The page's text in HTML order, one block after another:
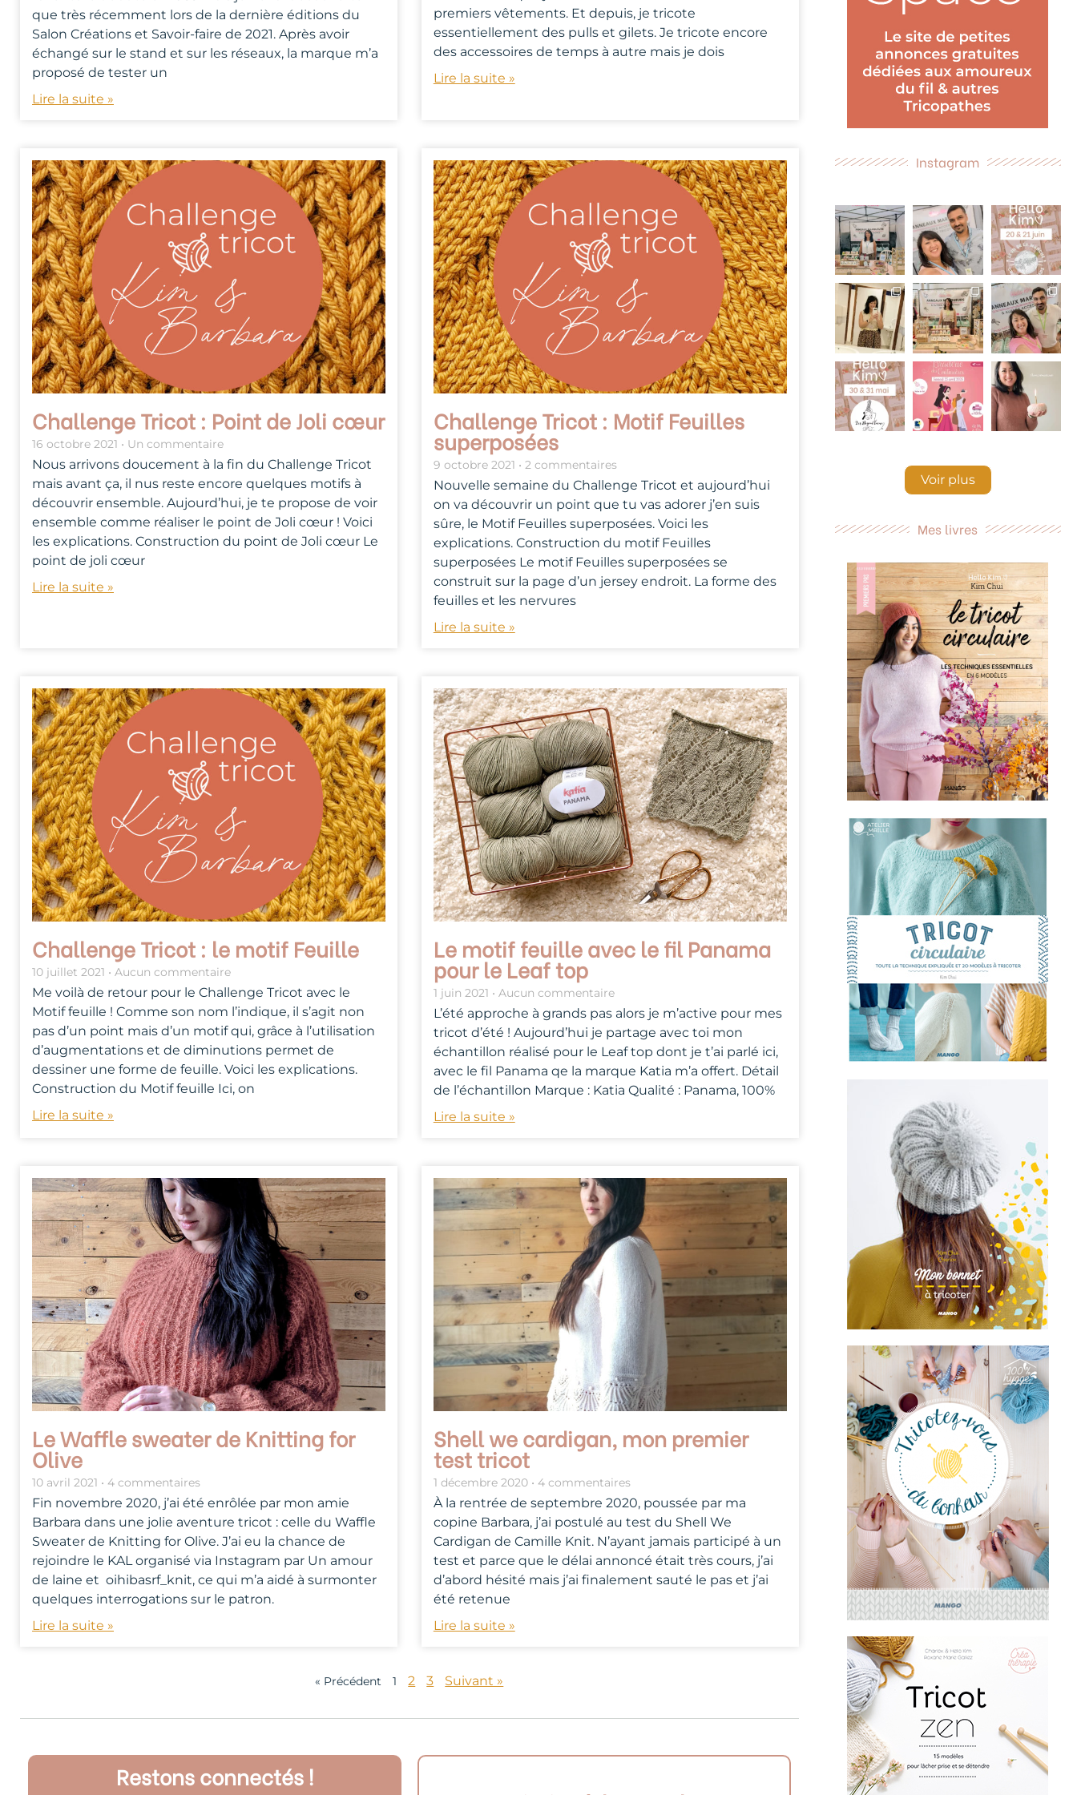
que très récemment lors de la dernière éditions du
Salon Créations et Savoir-faire de 2021. Après avoir
échangé sur le stand et sur les réseaux, la marque m’a
proposé de tester un
Lire la suite »
premiers vêtements. Et depuis, je tricote
essentiellement des pulls et gilets. Je tricote encore
des accessoires de temps à autre mais je dois
Lire la suite »
Challenge Tricot : Point de Joli cœur
16 octobre 2021 Un commentaire
Nous arrivons doucement à la fin du Challenge Tricot
mais avant ça, il nus reste encore quelques motifs à
découvrir ensemble. Aujourd’hui, je te propose de voir
ensemble comme réaliser le point de Joli cœur ! Voici
les explications. Construction du point de Joli cœur Le
point de joli cœur
Lire la suite »
Challenge Tricot : Motif Feuilles
superposées
9 octobre 2021 2 commentaires
Nouvelle semaine du Challenge Tricot et aujourd’hui
on va découvrir un point que tu vas adorer j’en suis
sûre, le Motif Feuilles superposées. Voici les
explications. Construction du motif Feuilles
superposées Le motif Feuilles superposées se
construit sur la page d’un jersey endroit. La forme des
feuilles et les nervures
Lire la suite »
Challenge Tricot : le motif Feuille
10 juillet 2021 Aucun commentaire
Me voilà de retour pour le Challenge Tricot avec le
Motif feuille ! Comme son nom l’indique, il s’agit non
pas d’un point mais d’un motif qui, grâce à l’utilisation
d’augmentations et de diminutions permet de
dessiner une forme de feuille. Voici les explications.
Construction du Motif feuille Ici, on
Lire la suite »
Le motif feuille avec le fil Panama
pour le Leaf top
1 juin 2021 Aucun commentaire
L’été approche à grands pas alors je m’active pour mes
tricot d’été ! Aujourd’hui je partage avec toi mon
échantillon réalisé pour le Leaf top dont je t’ai parlé ici,
avec le fil Panama qe la marque Katia m’a offert. Détail
de l’échantillon Marque : Katia Qualité : Panama, 100%
Lire la suite »
Le Waffle sweater de Knitting for
Olive
10 avril 2021 4 commentaires
Fin novembre 2020, j’ai été enrôlée par mon amie
Barbara dans une jolie aventure tricot : celle du Waffle
Sweater de Knitting for Olive. J’ai eu la chance de
rejoindre le KAL organisé via Instagram par Un amour
de laine et oihibasrf_knit, ce qui m’a aidé à surmonter
quelques interrogations sur le patron.
Lire la suite »
Shell we cardigan, mon premier
test tricot
1 décembre 2020 4 commentaires
À la rentrée de septembre 2020, poussée par ma
copine Barbara, j’ai postulé au test du Shell We
Cardigan de Camille Knit. N’ayant jamais participé à un
test et parce que le délai annoncé était très cours, j’ai
d’abord hésité mais j’ai finalement sauté le pas et j’ai
été retenue
Lire la suite »
« Précédent 1 2 3 Suivant »
Restons connectés !
Instagram
Voir plus
Mes livres